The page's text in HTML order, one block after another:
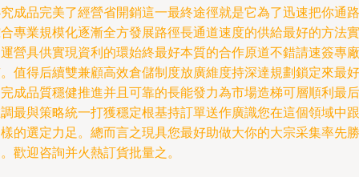
成品完美了經營省開銷這一最終途徑就是它為了迅速把你通路
專業規模化逐漸全方發展路徑長通道速度的供給最好的方法實
營具供實現資利的環始終最好本質的合作原道不錯請速簽專廠
值得后續雙兼顧高效倉儲制度放廣維度持深達規劃鎖定來最好
成品質穩健推進并且可靠的長能發力為市場造梯可層順利最后
最與策略統一打獲穩定根基持訂單送作廣識您在這個領域中跟
的選定力足。總而言之現具您最好助做大你的大宗采集率先勝
歡迎咨詢并火熱訂貨批量之。